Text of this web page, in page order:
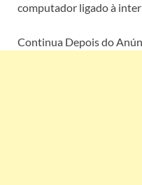
computador ligado à
Continua Depois do